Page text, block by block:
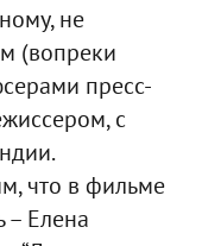
не
(вопреки
пресс-
с
что в фильме
– Елена